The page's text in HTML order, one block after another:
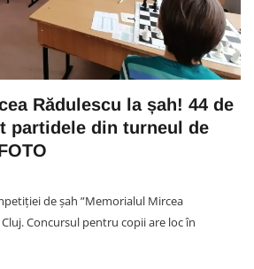
Rădulescu la șah! 44 de
partidele din turneul de
de șah ”Memorialul Mircea
Concursul pentru copii are loc în